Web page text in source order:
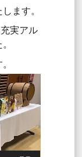
ます。
実アル